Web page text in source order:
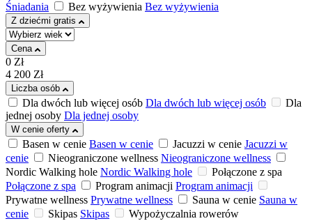
Śniadania
Bez wyżywienia Bez wyżywienia
Z dziećmi gratis
Cena
0 Zł
4 200 Zł
Liczba osób
Dla dwóch lub więcej osób Dla dwóch lub więcej osób
Dla
jednej osoby Dla jednej osoby
W cenie oferty
Basen w cenie Basen w cenie Jacuzzi w cenie Jacuzzi w
cenie
Nieograniczone wellness Nieograniczone wellness
Nordic Walking hole Nordic Walking hole
Połączone z spa
Połączone z spa
Program animacji Program animacji
Prywatne wellness Prywatne wellness Sauna w cenie Sauna w
cenie
Skipas Skipas
Wypożyczalnia rowerów